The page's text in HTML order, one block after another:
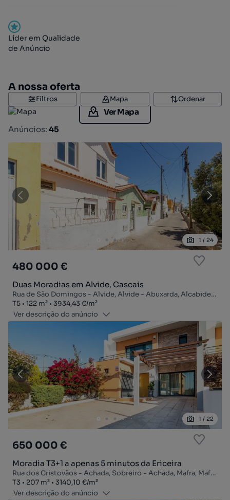
Líder em Qualidade
de Anúncio
A nossa oferta
Filtros Mapa Ordenar
Ver Mapa
Anúncios: 45
1 / 24
480 000 €
Duas Moradias em Alvide, Cascais
Rua de São Domingos - Alvide, Alvide - Abuxarda, Alcabideche, Cascais, Lisboa
Tipologia
T5
Zona122 m²
Preço por metro quadrado
3934,43 €/m²
Ver descrição do anúncio
1 / 22
650 000 €
Moradia T3+1 a apenas 5 minutos da Ericeira
Rua dos Cristovãos - Achada, Sobreiro - Achada, Mafra, Mafra, Lisboa
Tipologia
T3
Zona207 m²
Preço por metro quadrado
3140,10 €/m²
Ver descrição do anúncio